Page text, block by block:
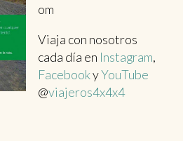
om
Viaja con nosotros
cada día en Instagram,
FacebookyYouTube
@viajeros4x4x4